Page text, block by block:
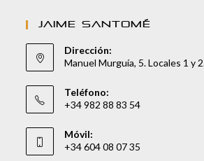
JAIME SANTOMÉ
Dirección:
Manuel Murguía, 5. Locales 1 y
Teléfono:
+34 982 88 83 54
Móvil:
+34 604 08 07 35